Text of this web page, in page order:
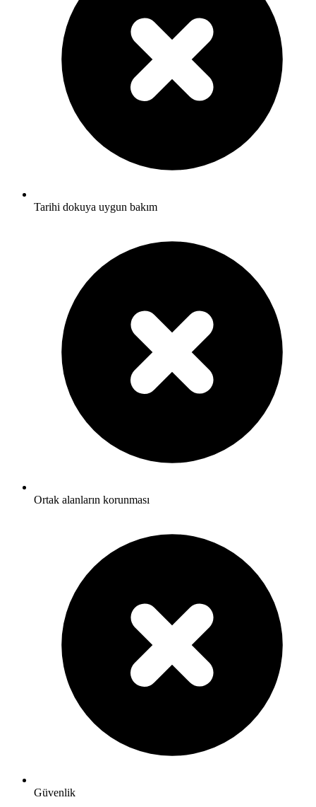
Tarihi dokuya uygun bakım
Ortak alanların korunması
Güvenlik